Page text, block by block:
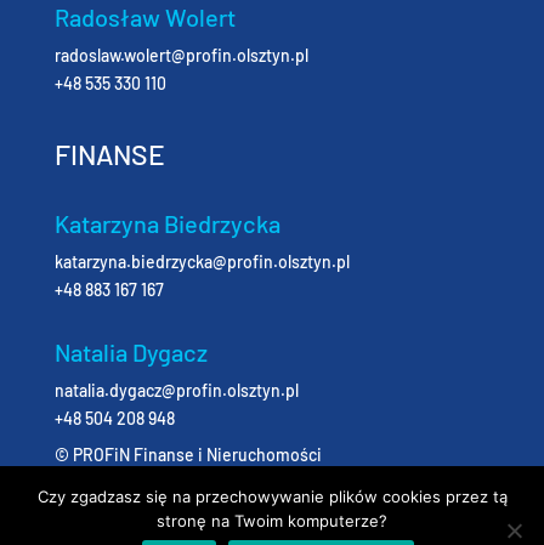
Radosław Wolert
radoslaw.wolert@profin.olsztyn.pl
+48 535 330 110
FINANSE
Katarzyna Biedrzycka
katarzyna.biedrzycka@profin.olsztyn.pl
+48 883 167 167
Natalia Dygacz
natalia.dygacz@profin.olsztyn.pl
+48 504 208 948
© PROFiN Finanse i Nieruchomości
Czy zgadzasz się na przechowywanie plików cookies przez tą
stronę na Twoim komputerze?